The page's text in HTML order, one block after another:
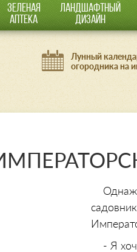
ЗЕЛЕНАЯ
АПТЕКА
ЛАНДШАФТНЫЙ
ДИЗАЙН
Лунный
огородника на
- Я